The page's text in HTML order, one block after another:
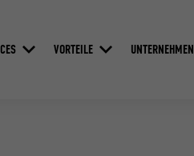
VORTEILE UNTERNEHMEN